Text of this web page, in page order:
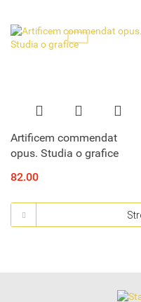
Artificem commendat
opus. Studia o grafice
82.00